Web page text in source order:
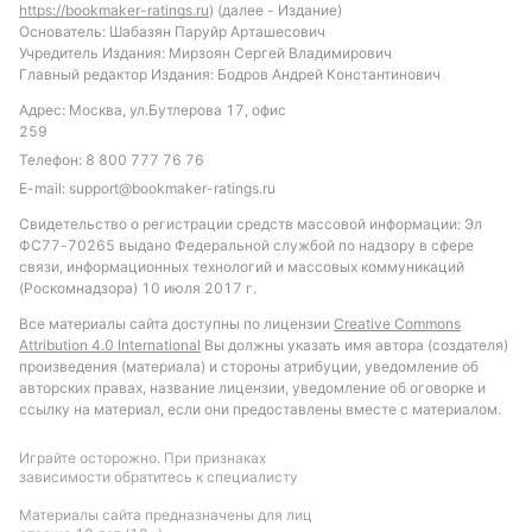
Никифоров, забивший в этом сезоне пять голов и
входящий в число лучших бомбардиров чемпионата.
бомбардиров лиги Дмитрий Буркин с пятью забитыми
мячами.
📉📈
В линии букмекерской компании«Леон»фаворитом
идет «Динамо-2». Победа хозяев оценена по кэфу 2,01,
на ничью можно поставить по 3,69, а на выигрыш
гостей — по 3,69.
Фора матча оценена так: победа «Динамо-2 » с
Владивосток» можно поставить по 2,60 на Ф2 (0).
В БК«Леон»оценили вероятность тотала больше (2,5)
https://bookmaker-ratings.ru) (далее - Издание)
Основатель: Шабазян Паруйр Арташесович
Учредитель Издания: Мирзоян Сергей Владимирович
Главный редактор Издания: Бодров Андрей Константинович
Адрес: Москва, ул.Бутлерова 17, офис
259
Телефон: 8 800 777 76 76
E-mail: support@bookmaker-ratings.ru
Свидетельство о регистрации средств массовой информации: Эл
ФС77-70265 выдано Федеральной службой по надзору в сфере
связи, информационных технологий и массовых коммуникаций
(Роскомнадзора) 10 июля 2017 г.
Все материалы сайта доступны по лицензии Creative Commons
Attribution 4.0 International Вы должны указать имя автора (создателя)
произведения (материала) и стороны атрибуции, уведомление об
авторских правах, название лицензии, уведомление об оговорке и
ссылку на материал, если они предоставлены вместе с материалом.
Играйте осторожно. При признаках
зависимости обратитесь к специалисту
Материалы сайта предназначены для лиц